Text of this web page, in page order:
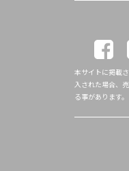
本サイトに掲載
入された場合、
る事があります。